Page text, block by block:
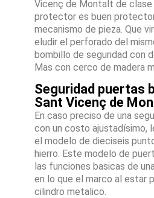
Vicenç de Montalt de clase
protector es buen
mecanismo de pieza. Que
eludir el perforado del
bombillo de seguridad con
Mas con cerco de madera
Seguridad puertas
Sant Vicenç de
En caso preciso de una
con un costo ajustadísimo,
el modelo de dieciseis
hierro. Este modelo de
las funciones basicas de
en lo que el marco al estar
cilindro metalico.